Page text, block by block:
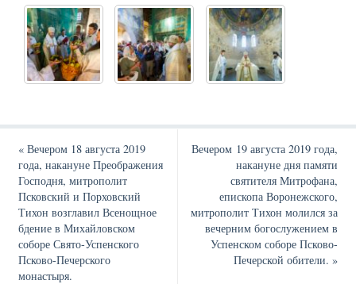
«Вечером 18 августа 2019
года, накануне Преображения
Господня, митрополит
Псковский и Порховский
Тихон возглавил Всенощное
бдение в Михайловском
соборе Свято-Успенского
Псково-Печерского
монастыря.
Вечером 19 августа 2019 года,
накануне дня памяти
святителя Митрофана,
епископа Воронежского,
митрополит Тихон молился за
вечерним богослужением в
Успенском соборе Псково-
Печерской обители.»